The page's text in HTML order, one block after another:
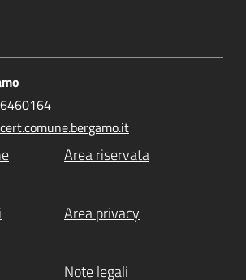
Area riservata
Area privacy
Note legali